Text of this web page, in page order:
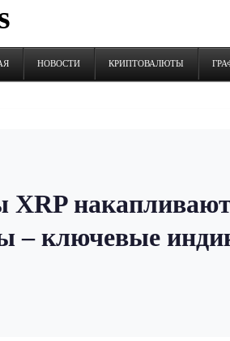
НОВОСТИ КРИПТОВАЛЮТЫ
– ключевые